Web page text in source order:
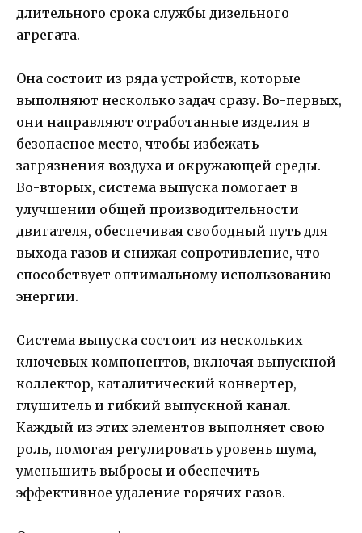
длительного срока службы дизельного
агрегата.
Она состоит из ряда устройств, которые
выполняют несколько задач сразу. Во-первых,
они направляют отработанные изделия в
безопасное место, чтобы избежать
загрязнения воздуха и окружающей среды.
Во-вторых, система выпуска помогает в
улучшении общей производительности
двигателя, обеспечивая свободный путь для
выхода газов и снижая сопротивление, что
способствует оптимальному использованию
энергии.
Система выпуска состоит из нескольких
ключевых компонентов, включая выпускной
коллектор, каталитический конвертер,
глушитель и гибкий выпускной канал.
Каждый из этих элементов выполняет свою
роль, помогая регулировать уровень шума,
уменьшить выбросы и обеспечить
эффективное удаление горячих газов.